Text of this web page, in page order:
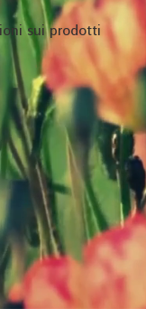
sui prodotti